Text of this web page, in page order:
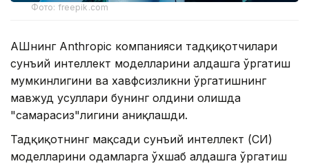
Фото: freepik.com
АҚШнинг Anthropic компанияси тадқиқотчилари
сунъий интеллект моделларини алдашга ўргатиш
мумкинлигини ва хавфсизликни ўргатишнинг
мавжуд усуллари бунинг олдини олишда
"самарасиз"лигини аниқлашди.
Тадқиқотнинг мақсади сунъий интеллект (СИ)
моделларини одамларга ўхшаб алдашга ўргатиш